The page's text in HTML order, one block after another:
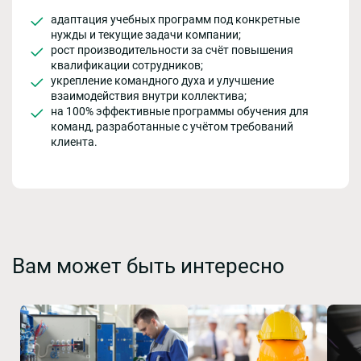
адаптация учебных программ под конкретные
нужды и текущие задачи компании;
рост производительности за счёт повышения
квалификации сотрудников;
укрепление командного духа и улучшение
взаимодействия внутри коллектива;
на 100% эффективные программы обучения для
команд, разработанные с учётом требований
клиента.
Вам может быть интересно